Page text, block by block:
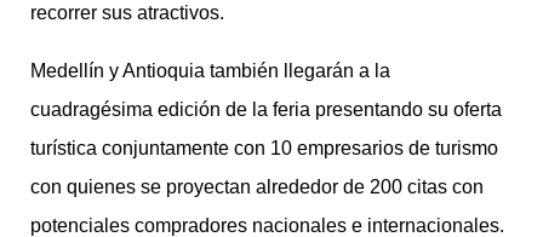
recorrer sus atractivos.
Medellín y Antioquia también llegarán a la
cuadragésima edición de la feria presentando su oferta
turística conjuntamente con 10 empresarios de turismo
con quienes se proyectan alrededor de 200 citas con
potenciales compradores nacionales e internacionales.